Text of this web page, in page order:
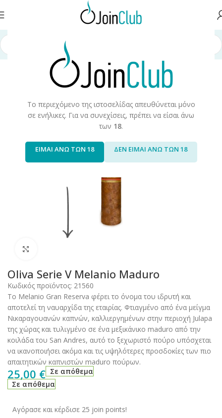
Το περιεχόμενο της ιστοσελίδας απευθύνεται μόνο
σε ενήλικες. Για να συνεχίσεις, πρέπει να είσαι άνω
των 18.
ΕΙΜΑΙ ΑΝΩ ΤΩΝ 18 ΔΕΝ ΕΙΜΑΙ ΑΝΩ ΤΩΝ 18
Καπνού Προϊόντα Καπνού & Αξεσουάρ
Oliva Serie V Melanio Maduro
Κωδικός προϊόντος: 21560
Το Melanio Gran Reserva φέρει το όνομα του ιδρυτή και
αποτελεί τη ναυαρχίδα της εταιρίας. Φτιαγμένο από ένα μείγμα
Νικαραγουανών καπνών, καλλιεργημένων στην περιοχή Julapa
της χώρας και τυλιγμένο σε ένα μεξικάνικο maduro από την
κοιλάδα του San Andres, αυτό το ξεχωριστό πούρο υπόσχεται
να ικανοποιήσει ακόμα και τις υψηλότερες προσδοκίες των πιο
απαιτητικών καπνιστών maduro πούρων.
25,00 € Σε απόθεμα
Σε απόθεμα
Αγόρασε και κέρδισε 25 join points!